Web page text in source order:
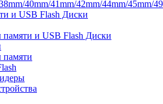
40mm/41mm/42mm/44mm/45mm/
и USB Flash Диски
памяти и USB Flash Диски
памяти